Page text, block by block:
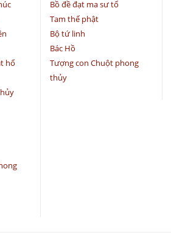
hổ
Bồ đề đạt ma sư tổ
Tam thế phật
Bộ tứ linh
Bác Hồ
Tượng con Chuột phong
thủy